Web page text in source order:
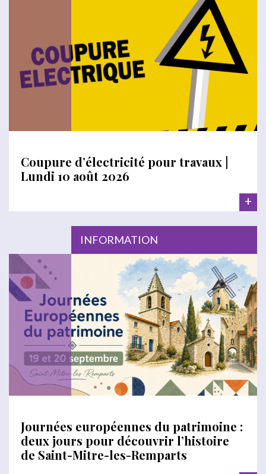
Coupure d’électricité pour travaux |
Lundi 10 août 2026
+
INFORMATION
Journées européennes du patrimoine :
deux jours pour découvrir l’histoire
de Saint-Mitre-les-Remparts